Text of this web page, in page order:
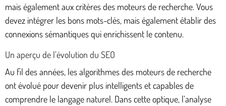
mais également aux critères des moteurs de recherche. Vous
devez intégrer les bons mots-clés, mais également établir des
connexions sémantiques qui enrichissent le contenu.
Un aperçu de l’évolution du SEO
Au fil des années, les algorithmes des moteurs de recherche
ont évolué pour devenir plus intelligents et capables de
comprendre le langage naturel. Dans cette optique, l’analyse